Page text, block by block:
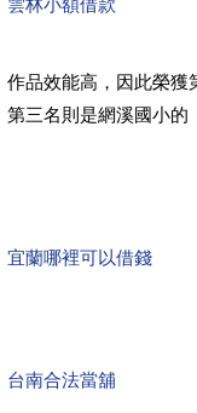
雲林小額借款
作品效能高，因此榮獲
第三名則是網溪國小的
宜蘭哪裡可以借錢
台南合法當舖